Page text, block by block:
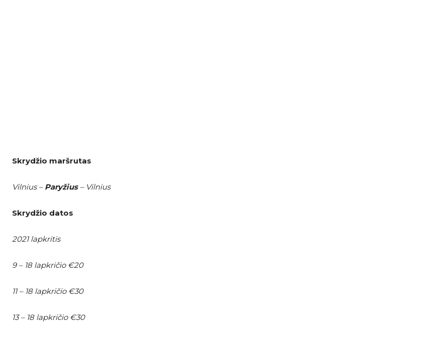
Skrydžio maršrutas
Vilnius – Paryžius – Vilnius
Skrydžio datos
2021 lapkritis
9 – 18 lapkričio €20
11 – 18 lapkričio €30
13 – 18 lapkričio €30